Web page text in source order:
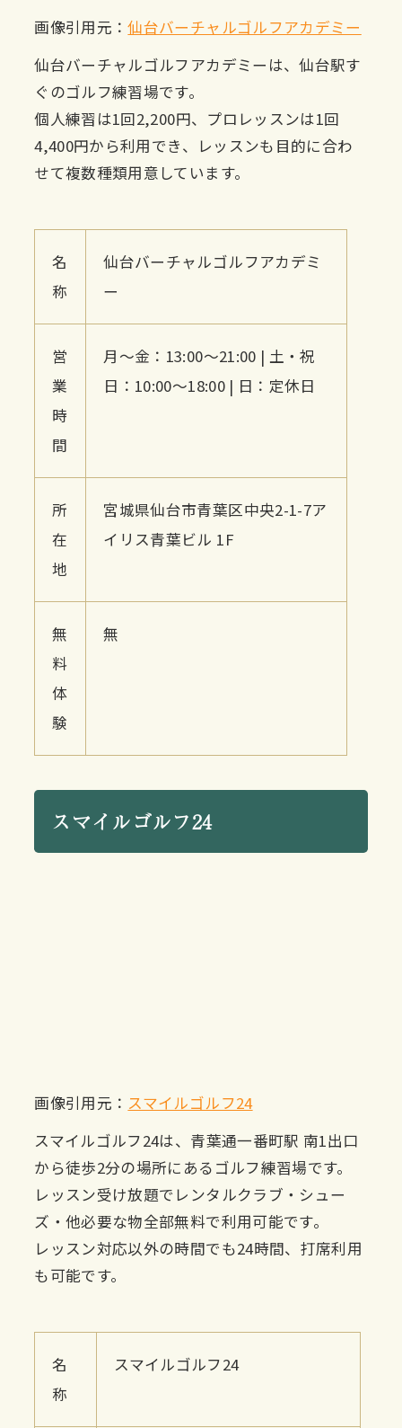
画像引用元：仙台バーチャルゴルフアカデミー
仙台バーチャルゴルフアカデミーは、仙台駅す
ぐのゴルフ練習場です。
個人練習は1回2,200円、プロレッスンは1回
4,400円から利用でき、レッスンも目的に合わ
せて複数種類用意しています。
名
称
仙台バーチャルゴルフアカデミ
ー
営
業
時
間
月～金：13:00～21:00 | 土・祝
日：10:00～18:00 | 日：定休日
所
在
地
宮城県仙台市青葉区中央2-1-7ア
イリス青葉ビル 1F
無
料
体
験
無
スマイルゴルフ24
画像引用元： スマイルゴルフ24
スマイルゴルフ24は、青葉通一番町駅 南1出口
から徒歩2分の場所にあるゴルフ練習場です。
レッスン受け放題でレンタルクラブ・シュー
ズ・他必要な物全部無料で利用可能です。
レッスン対応以外の時間でも24時間、打席利用
も可能です。
名
称
スマイルゴルフ24